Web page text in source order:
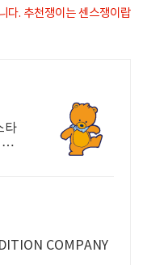
다. 추천쟁이는 센스쟁이랍
타
COMPANY